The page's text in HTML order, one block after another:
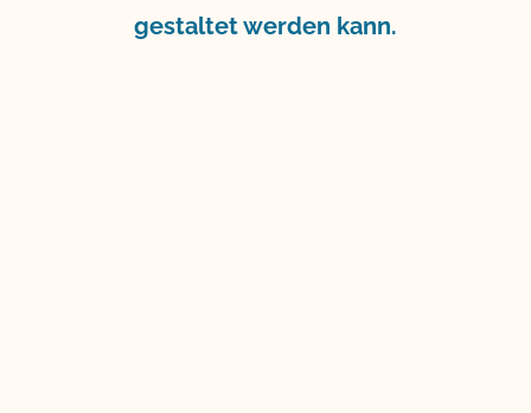
gestaltet werden kann.